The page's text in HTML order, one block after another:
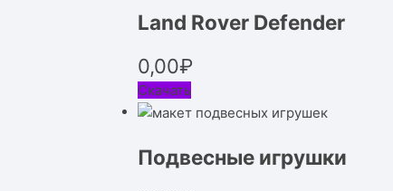
Land Rover Defender
0,00₽
Скачать
Подвесные игрушки